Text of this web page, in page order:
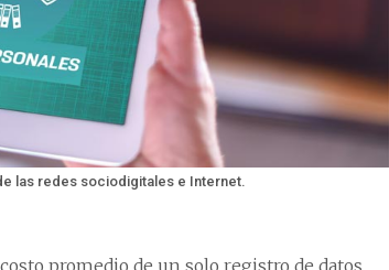
las redes sociodigitales e Internet.